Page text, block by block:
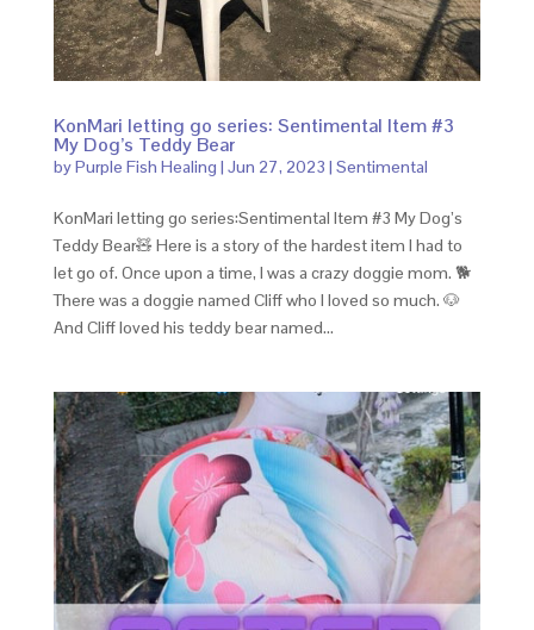
KonMari letting go series: Sentimental Item #3
My Dog’s Teddy Bear
byPurple Fish Healing | Jun 27, 2023 | Sentimental
KonMari letting go series:Sentimental Item #3 My Dog’s
Teddy Bear🧸 Here is a story of the hardest item I had to
let go of. Once upon a time, I was a crazy doggie mom. 🐕
There was a doggie named Cliff who I loved so much. 🐶
And Cliff loved his teddy bear named...